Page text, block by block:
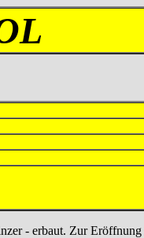
- erbaut. Zur